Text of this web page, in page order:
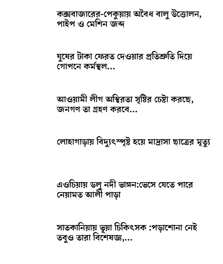
কক্সবাজারের-পেকুয়ায় অবৈধ বালু উত্তোলন,
পাইপ ও মেশিন জব্দ
ঘুষের টাকা ফেরত দেওয়ার প্রতিশ্রুতি দিয়ে
গোপনে কর্মস্থল…
আওয়ামী লীগ অস্থিরতা সৃষ্টির চেষ্টা করছে,
জনগণ তা গ্রহণ করবে…
লোহাগাড়ায় বিদ্যুৎস্পৃষ্ট হয়ে মাদ্রাসা ছাত্রের মৃত্যু
এওচিয়ায় ডলু নদী ভাঙ্গন:ভেসে যেতে পারে
নেয়ামত আলী পাড়া
সাতকানিয়ায় ভূয়া চিকিৎসক :পড়াশোনা নেই
তবুও তারা বিশেষজ্ঞ,…